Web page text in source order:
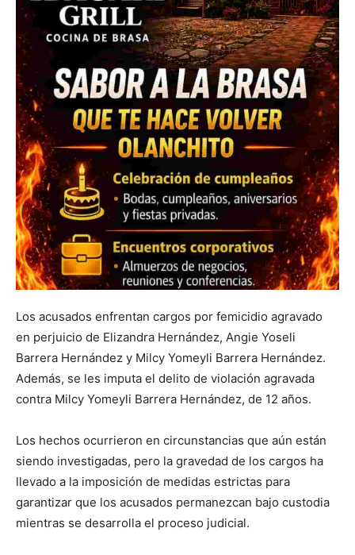
Los acusados enfrentan cargos por femicidio agravado
en perjuicio de Elizandra Hernández, Angie Yoseli
Barrera Hernández y Milcy Yomeyli Barrera Hernández.
Además, se les imputa el delito de violación agravada
contra Milcy Yomeyli Barrera Hernández, de 12 años.
Los hechos ocurrieron en circunstancias que aún están
siendo investigadas, pero la gravedad de los cargos ha
llevado a la imposición de medidas estrictas para
garantizar que los acusados permanezcan bajo custodia
mientras se desarrolla el proceso judicial.